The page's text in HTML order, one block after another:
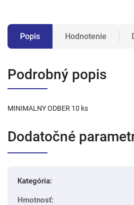
Popis Hodnotenie
Podrobný popis
MINIMALNY ODBER 10 ks
Dodatočné
Kategória:
Hmotnosť: